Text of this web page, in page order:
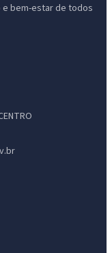
bem-estar de todos